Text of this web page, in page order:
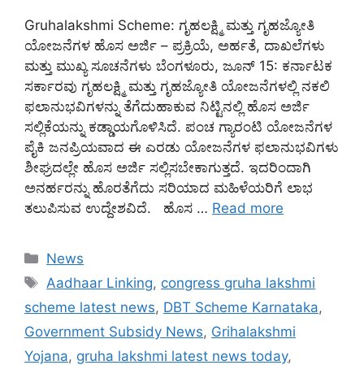
Gruhalakshmi Scheme: ಗೃಹಲಕ್ಷ್ಮಿ ಮತ್ತು ಗೃಹಜ್ಯೋತಿ
ಯೋಜನೆಗಳ ಹೊಸ ಅರ್ಜಿ – ಪ್ರಕ್ರಿಯೆ, ಅರ್ಹತೆ, ದಾಖಲೆಗಳು
ಮತ್ತು ಮುಖ್ಯ ಸೂಚನೆಗಳು ಬೆಂಗಳೂರು, ಜೂನ್ 15: ಕರ್ನಾಟಕ
ಸರ್ಕಾರವು ಗೃಹಲಕ್ಷ್ಮಿ ಮತ್ತು ಗೃಹಜ್ಯೋತಿ ಯೋಜನೆಗಳಲ್ಲಿ ನಕಲಿ
ಫಲಾನುಭವಿಗಳನ್ನು ತೆಗೆದುಹಾಕುವ ನಿಟ್ಟಿನಲ್ಲಿ ಹೊಸ ಅರ್ಜಿ
ಸಲ್ಲಿಕೆಯನ್ನು ಕಡ್ಡಾಯಗೊಳಿಸಿದೆ. ಪಂಚ ಗ್ಯಾರಂಟಿ ಯೋಜನೆಗಳ
ಪೈಕಿ ಜನಪ್ರಿಯವಾದ ಈ ಎರಡು ಯೋಜನೆಗಳ ಫಲಾನುಭವಿಗಳು
ಶೀಘ್ರದಲ್ಲೇ ಹೊಸ ಅರ್ಜಿ ಸಲ್ಲಿಸಬೇಕಾಗುತ್ತದೆ. ಇದರಿಂದಾಗಿ
ಅನರ್ಹರನ್ನು ಹೊರತೆಗೆದು ಸರಿಯಾದ ಮಹಿಳೆಯರಿಗೆ ಲಾಭ
ತಲುಪಿಸುವ ಉದ್ದೇಶವಿದೆ. ಹೊಸ … Read more
Categories
News
Tags
Aadhaar Linking, congress gruha lakshmi
scheme latest news, DBT Scheme Karnataka,
Government Subsidy News, Grihalakshmi
Yojana, gruha lakshmi latest news today,